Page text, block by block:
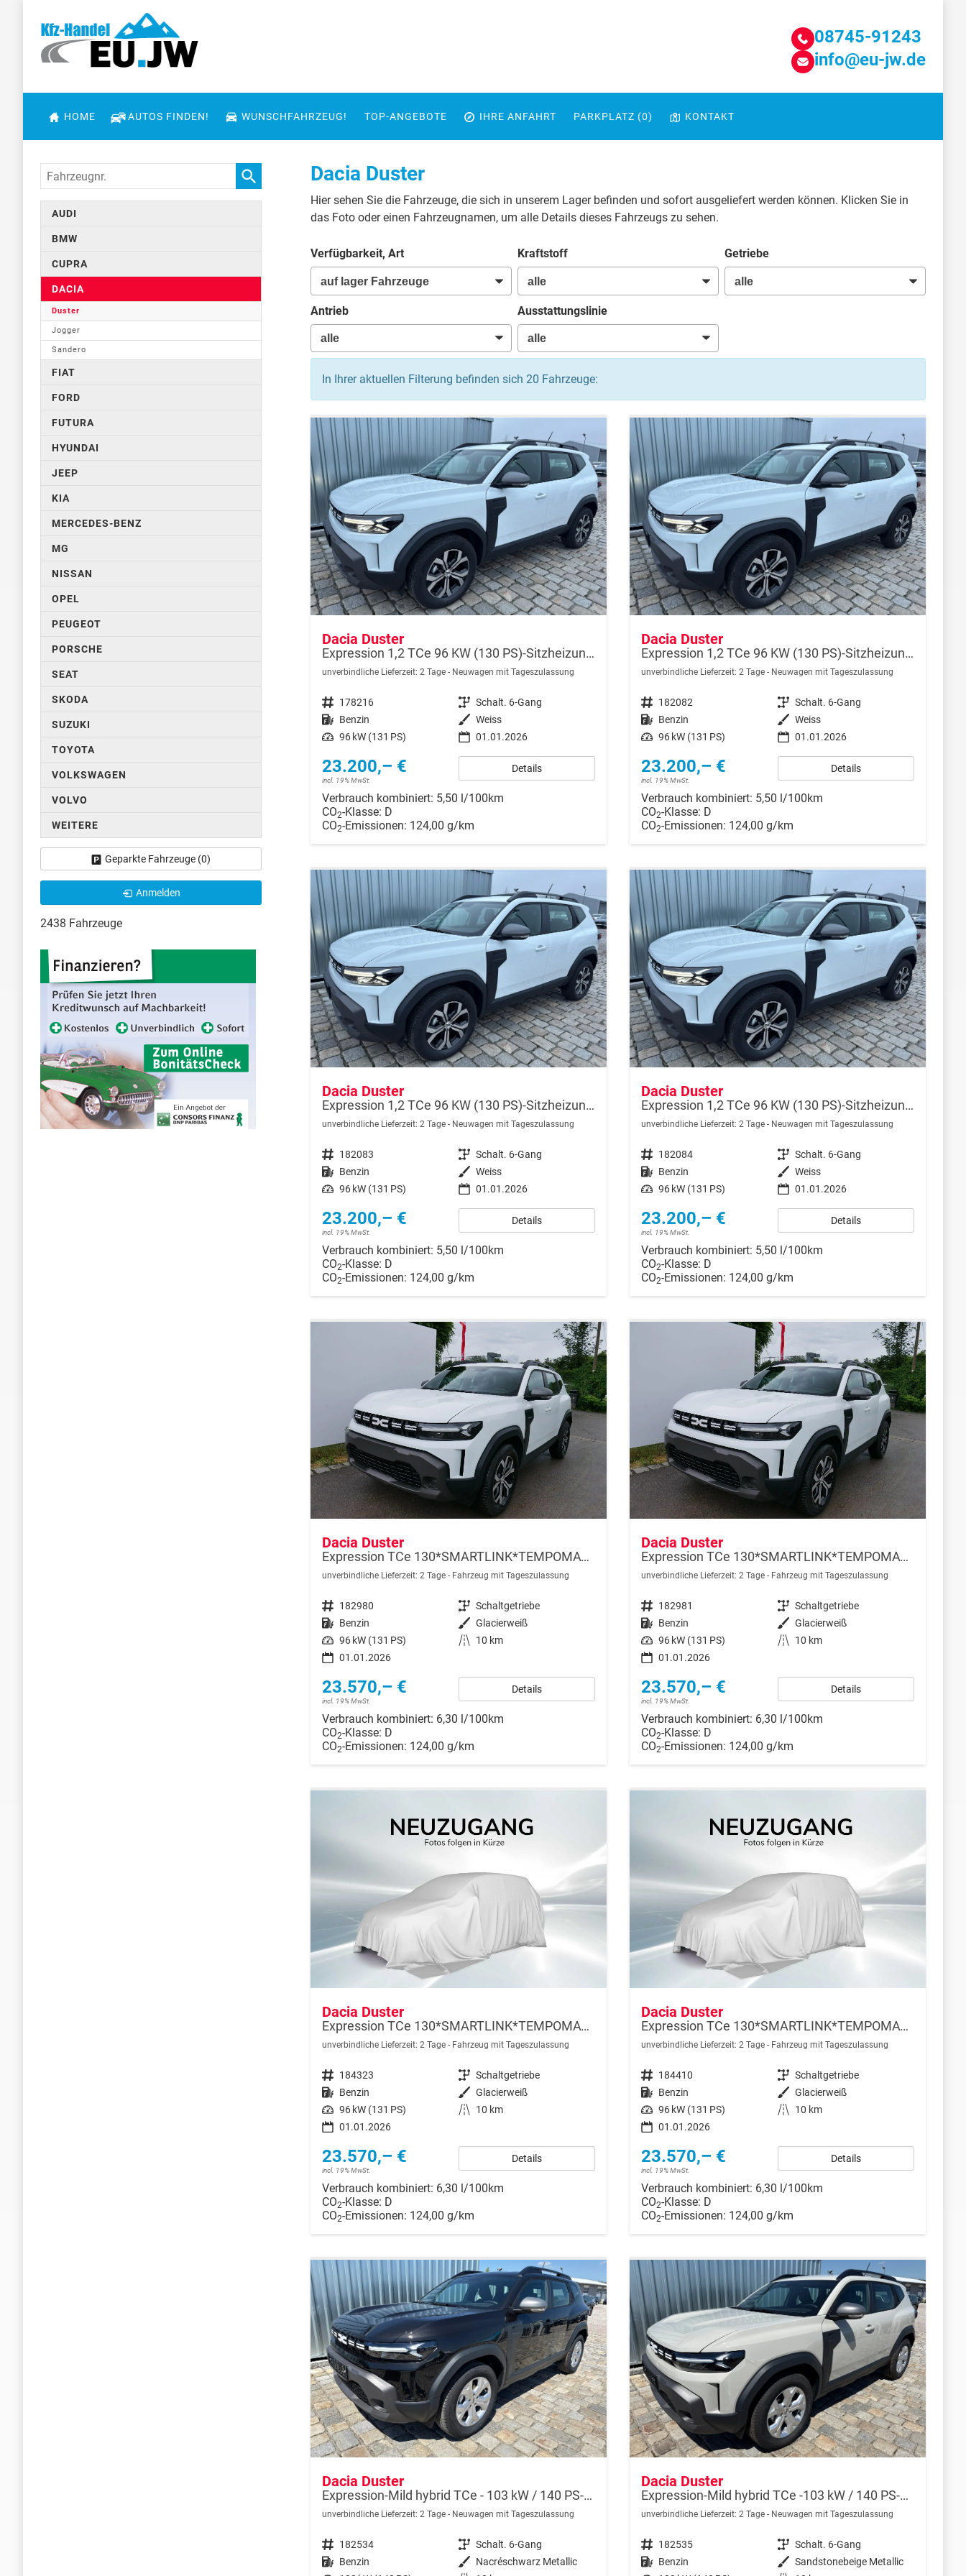
08745-91243
info@eu-jw.de
HOME AUTOS FINDEN! WUNSCHFAHRZEUG! TOP-ANGEBOTE IHRE ANFAHRT PARKPLATZ (0) KONTAKT
Dacia Duster
Hier sehen Sie die Fahrzeuge, die sich in unserem Lager befinden und sofort ausgeliefert werden können. Klicken Sie in
das Foto oder einen Fahrzeugnamen, um alle Details dieses Fahrzeugs zu sehen.
Verfügbarkeit, Art Kraftstoff Getriebe
Antrieb Ausstattungslinie
In Ihrer aktuellen Filterung befinden sich 20 Fahrzeuge:
Dacia Duster
Expression 1,2 TCe 96 KW (130 PS)-Sitzheizung-Rückfahrkamera-AppleCarplay-Sofort
unverbindliche Lieferzeit: 2 Tage Neuwagen mit Tageszulassung
Fahrzeugnr. 178216 Getriebe Schalt. 6-Gang
Kraftstoff Benzin Außenfarbe Weiss
Leistung 96 kW (131 PS) 01.01.2026
23.200,– €
incl. 19% MwSt.
Details
Verbrauch kombiniert: 5,50 l/100km
CO2-Klasse: D
CO2-Emissionen: 124,00 g/km
Dacia Duster
Expression 1,2 TCe 96 KW (130 PS)-Sitzheizung-Rückfahrkamera-AppleCarplay-Sofort
unverbindliche Lieferzeit: 2 Tage Neuwagen mit Tageszulassung
Fahrzeugnr. 182082 Getriebe Schalt. 6-Gang
Kraftstoff Benzin Außenfarbe Weiss
Leistung 96 kW (131 PS) 01.01.2026
23.200,– €
incl. 19% MwSt.
Details
Verbrauch kombiniert: 5,50 l/100km
CO2-Klasse: D
CO2-Emissionen: 124,00 g/km
Dacia Duster
Expression 1,2 TCe 96 KW (130 PS)-Sitzheizung-Rückfahrkamera-AppleCarplay-Sofort
unverbindliche Lieferzeit: 2 Tage Neuwagen mit Tageszulassung
Fahrzeugnr. 182083 Getriebe Schalt. 6-Gang
Kraftstoff Benzin Außenfarbe Weiss
Leistung 96 kW (131 PS) 01.01.2026
23.200,– €
incl. 19% MwSt.
Details
Verbrauch kombiniert: 5,50 l/100km
CO2-Klasse: D
CO2-Emissionen: 124,00 g/km
Dacia Duster
Expression 1,2 TCe 96 KW (130 PS)-Sitzheizung-Rückfahrkamera-AppleCarplay-Sofort
unverbindliche Lieferzeit: 2 Tage Neuwagen mit Tageszulassung
Fahrzeugnr. 182084 Getriebe Schalt. 6-Gang
Kraftstoff Benzin Außenfarbe Weiss
Leistung 96 kW (131 PS) 01.01.2026
23.200,– €
incl. 19% MwSt.
Details
Verbrauch kombiniert: 5,50 l/100km
CO2-Klasse: D
CO2-Emissionen: 124,00 g/km
Dacia Duster
Expression TCe 130*SMARTLINK*TEMPOMAT*LED*PDC-KAMERA*SHZ*KLIMA*17-ZOLL
unverbindliche Lieferzeit: 2 Tage Fahrzeug mit Tageszulassung
Fahrzeugnr. 182980 Getriebe Schaltgetriebe
Kraftstoff Benzin Außenfarbe Glacierweiß
Leistung 96 kW (131 PS) Kilometerstand
10 km
01.01.2026
23.570,– €
incl. 19% MwSt.
Details
Verbrauch kombiniert: 6,30 l/100km
CO2-Klasse: D
CO2-Emissionen: 124,00 g/km
Dacia Duster
Expression TCe 130*SMARTLINK*TEMPOMAT*LED*PDC-KAMERA*SHZ*KLIMA*17-ZOLL
unverbindliche Lieferzeit: 2 Tage Fahrzeug mit Tageszulassung
Fahrzeugnr. 182981 Getriebe Schaltgetriebe
Kraftstoff Benzin Außenfarbe Glacierweiß
Leistung 96 kW (131 PS) Kilometerstand
10 km
01.01.2026
23.570,– €
incl. 19% MwSt.
Details
Verbrauch kombiniert: 6,30 l/100km
CO2-Klasse: D
CO2-Emissionen: 124,00 g/km
Dacia Duster
Expression TCe 130*SMARTLINK*TEMPOMAT*LED*PDC-KAMERA*SHZ*KLIMA*17-ZOLL
unverbindliche Lieferzeit: 2 Tage Fahrzeug mit Tageszulassung
Fahrzeugnr. 184323 Getriebe Schaltgetriebe
Kraftstoff Benzin Außenfarbe Glacierweiß
Leistung 96 kW (131 PS) Kilometerstand
10 km
01.01.2026
23.570,– €
incl. 19% MwSt.
Details
Verbrauch kombiniert: 6,30 l/100km
CO2-Klasse: D
CO2-Emissionen: 124,00 g/km
Dacia Duster
Expression TCe 130*SMARTLINK*TEMPOMAT*LED*PDC-KAMERA*SHZ*KLIMA*17-ZOLL
unverbindliche Lieferzeit: 2 Tage Fahrzeug mit Tageszulassung
Fahrzeugnr. 184410 Getriebe Schaltgetriebe
Kraftstoff Benzin Außenfarbe Glacierweiß
Leistung 96 kW (131 PS) Kilometerstand
10 km
01.01.2026
23.570,– €
incl. 19% MwSt.
Details
Verbrauch kombiniert: 6,30 l/100km
CO2-Klasse: D
CO2-Emissionen: 124,00 g/km
Dacia Duster
Expression-Mild hybrid TCe - 103 kW / 140 PS-6 Gang-AHK abn.-NAVI-USB-DAB+-WINTERPAKET-PDC& Rückfahrkamera-Tempomat-LED-ALU 17" sofort
unverbindliche Lieferzeit: 2 Tage Neuwagen mit Tageszulassung
Fahrzeugnr. 182534 Getriebe Schalt. 6-Gang
Kraftstoff Benzin Außenfarbe Nacréschwarz Metallic
Dacia Duster
Expression-Mild hybrid TCe -103 kW / 140 PS-6 Gang-AHK abn.-NAVI-USB-DAB+-WINTERPAKET-PDC&Rückfahrkamera-Tempomat-LED-ALU 17"-sofort
unverbindliche Lieferzeit: 2 Tage Neuwagen mit Tageszulassung
Fahrzeugnr. 182535 Getriebe Schalt. 6-Gang
Kraftstoff Benzin Außenfarbe Sandstonebeige Metallic
Fahrzeugnr.
AUDI
BMW
CUPRA
DACIA
Duster
Jogger
Sandero
FIAT
FORD
FUTURA
HYUNDAI
JEEP
KIA
MERCEDES-BENZ
MG
NISSAN
OPEL
PEUGEOT
PORSCHE
SEAT
SKODA
SUZUKI
TOYOTA
VOLKSWAGEN
VOLVO
WEITERE
Geparkte Fahrzeuge (0)
Anmelden
2438 Fahrzeuge